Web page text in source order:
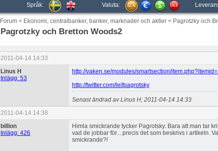
Språk: Valuta:
Forum < Ekonomi, centralbanker, banker, marknader och aktier < Pagrotzky och
Pagrotzky och Bretton Woods2
2011-04-14 14:33
Linus H
Inlägg: 53
http://vaken.se/modules/smartsection/
http://twitter.com/leifpagrotsky
Senast ändrad av Linus H; 2011-04-14 14:33
2011-04-14 14:38
billion
Inlägg: 426
Himla smickrande tycker Pagrotsky. Bara att man tar
vad de jobbar för....precis det som beskrivs i artikeln.
smickrande?!